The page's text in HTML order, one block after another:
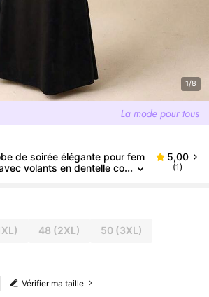
1/8
de soirée élégante pour fem
volants en dentelle co
en dentelle, Saint-Valentin
5,00
(1)
48 (2XL) 50(3XL)
Vérifier ma taille